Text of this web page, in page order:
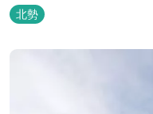
北勢